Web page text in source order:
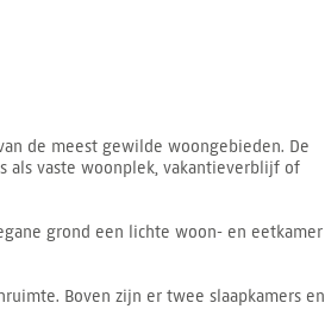
de meest gewilde woongebieden. De
als vaste woonplek, vakantieverblijf of
grond een lichte woon- en eetkamer
Boven zijn er twee slaapkamers en